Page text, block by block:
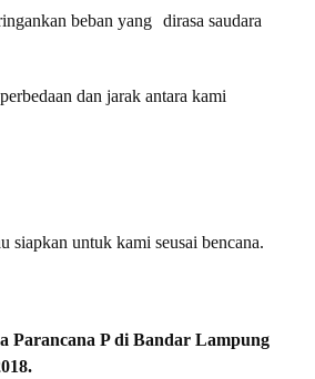
beban yang dirasa saudara
dan jarak antara kami
siapkan untuk kami seusai bencana.
Parancana P di Bandar Lampung